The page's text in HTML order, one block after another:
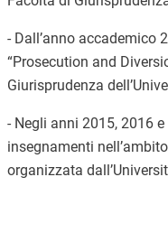
- Dall’anno accademico
“Prosecution and
Giurisprudenza
- Negli anni 2015, 2016
insegnamenti
organizzata